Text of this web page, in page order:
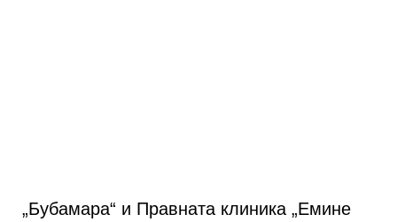
„Бубамара“ и Правната клиника „Емине